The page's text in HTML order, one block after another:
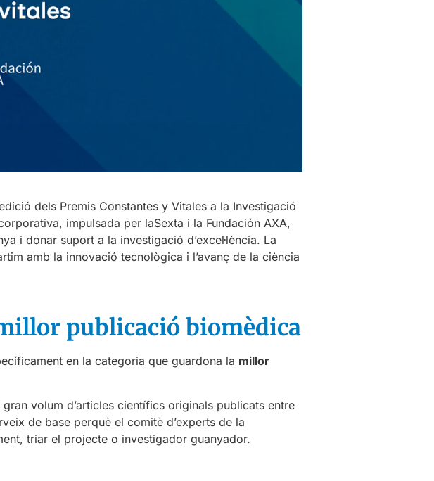
dels Premis Constantes y Vitales a la Investigació
impulsada per laSexta i la Fundación AXA,
i donar suport a la investigació d’excel·lència. La
amb la innovació tecnològica i l’avanç de la ciència
publicació biomèdica
en la categoria que guardona la millor
volum d’articles científics originals publicats entre
de base perquè el comitè d’experts de la
triar el projecte o investigador guanyador.